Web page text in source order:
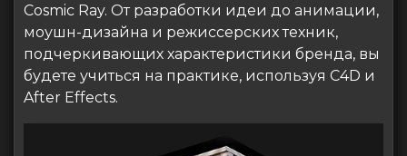
Cosmic Ray. От разработки идеи до анимации,
моушн-дизайна и режиссерских техник,
подчеркивающих характеристики бренда, вы
будете учиться на практике, используя C4D и
After Effects.